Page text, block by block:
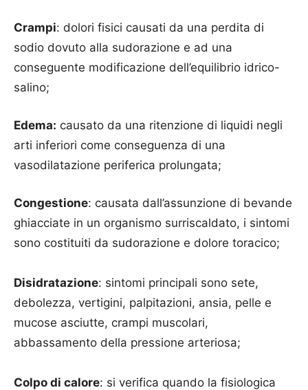
Crampi: dolori fisici causati da una perdita di
sodio dovuto alla sudorazione e ad una
conseguente modificazione dell’equilibrio idrico-
salino;
Edema: causato da una ritenzione di liquidi negli
arti inferiori come conseguenza di una
vasodilatazione periferica prolungata;
Congestione: causata dall’assunzione di bevande
ghiacciate in un organismo surriscaldato, i sintomi
sono costituiti da sudorazione e dolore toracico;
Disidratazione: sintomi principali sono sete,
debolezza, vertigini, palpitazioni, ansia, pelle e
mucose asciutte, crampi muscolari,
abbassamento della pressione arteriosa;
Colpo di calore: si verifica quando la fisiologica